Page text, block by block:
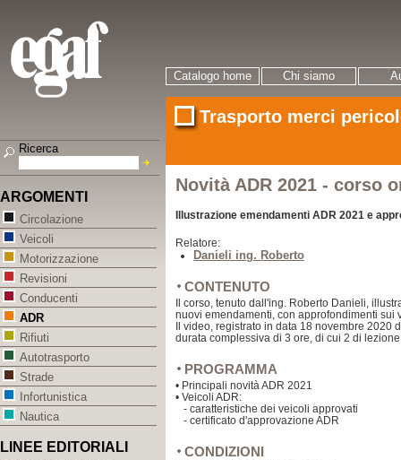
Catalogo home Chi siamo
Trasporto merci
Novità ADR 2021 - corso
Illustrazione emendamenti ADR 2021 e
Relatore:
Danieli ing. Roberto
CONTENUTO
Il corso, tenuto dall'ing. Roberto Danieli,
nuovi emendamenti, con approfondimenti sui
Il video, registrato in data 18 novembre 2020
durata complessiva di 3 ore, di cui 2 di
PROGRAMMA
• Principali novità ADR 2021
• Veicoli ADR:
- caratteristiche dei veicoli approvati
- certificato d'approvazione ADR
CONDIZIONI
Ricerca
ARGOMENTI
Circolazione
Veicoli
Motorizzazione
Revisioni
Conducenti
ADR
Rifiuti
Autotrasporto
Strade
Infortunistica
Nautica
LINEE EDITORIALI